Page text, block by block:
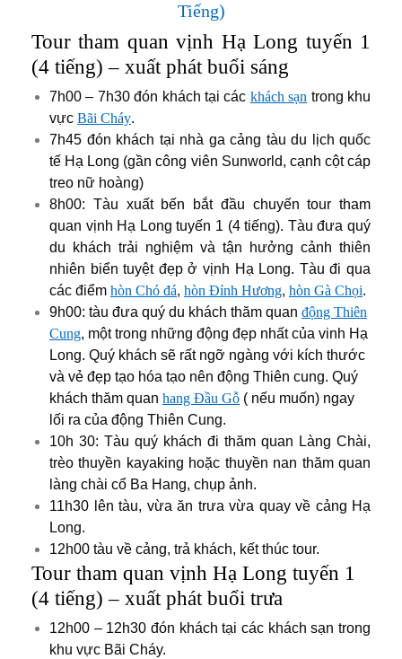
Tiếng)
Tour tham quan vịnh Hạ Long tuyến 1
(4 tiếng) – xuất phát buổi sáng
7h00 – 7h30 đón khách tại các khách sạn trong khu
vực Bãi Cháy.
7h45 đón khách tại nhà ga cảng tàu du lịch quốc
tế Hạ Long (gần công viên Sunworld, cạnh cột cáp
treo nữ hoàng)
8h00: Tàu xuất bến bắt đầu chuyến tour tham
quan vịnh Hạ Long tuyến 1 (4 tiếng). Tàu đưa quý
du khách trải nghiệm và tận hưởng cảnh thiên
nhiên biển tuyệt đẹp ở vịnh Hạ Long. Tàu đi qua
các điểm hòn Chó đá, hòn Đỉnh Hương, hòn Gà Chọi.
9h00: tàu đưa quý du khách thăm quan động Thiên
Cung, một trong những động đẹp nhất của vinh Hạ
Long. Quý khách sẽ rất ngỡ ngàng với kích thước
và vẻ đẹp tạo hóa tạo nên động Thiên cung. Quý
khách thăm quan hang Đầu Gỗ ( nếu muốn) ngay
lối ra của động Thiên Cung.
10h 30: Tàu quý khách đi thăm quan Làng Chài,
trèo thuyền kayaking hoặc thuyền nan thăm quan
làng chài cổ Ba Hang, chụp ảnh.
11h30 lên tàu, vừa ăn trưa vừa quay về cảng Hạ
Long.
12h00 tàu về cảng, trả khách, kết thúc tour.
Tour tham quan vịnh Hạ Long tuyến 1
(4 tiếng) – xuất phát buổi trưa
12h00 – 12h30 đón khách tại các khách sạn trong
khu vực Bãi Cháy.